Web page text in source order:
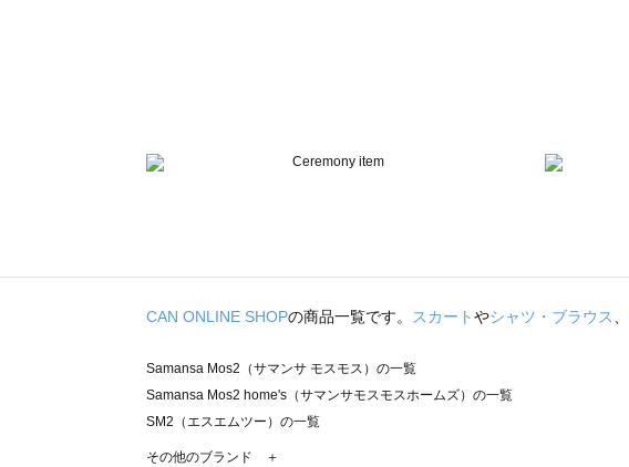
CAN ONLINE SHOPの商品一覧です。 スカートやシャツ・ブラウス、
Samansa Mos2（サマンサ モスモス）の一覧
Samansa Mos2 home's（サマンサモスモスホームズ）の一覧
SM2（エスエムツー）の一覧
TSUHARU by Samansa Mos2（ツハルバイサマンサモスモス）の一覧
その他のブランド ＋